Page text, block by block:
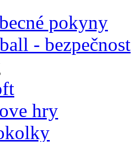
pokyny
- bezpečnost
hry